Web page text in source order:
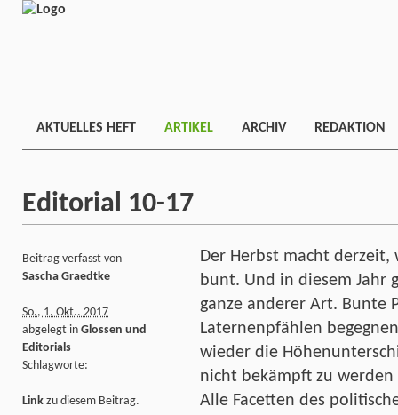
AKTUELLES HEFT ARTIKEL ARCHIV REDAKTION
Editorial 10-17
Der Herbst macht
bunt. Und in diesem Jahr
ganze anderer Art. Bunte
Laternenpfählen
wieder die
nicht bekämpft zu
Alle Facetten des
Beitrag verfasst von
Sascha Graedtke
So., 1. Okt.. 2017
abgelegt in Glossen und
Editorials
Schlagworte:
Link zu diesem Beitrag.